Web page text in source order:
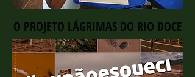
O PROJETO LÁGRIMAS DO RIO DOCE